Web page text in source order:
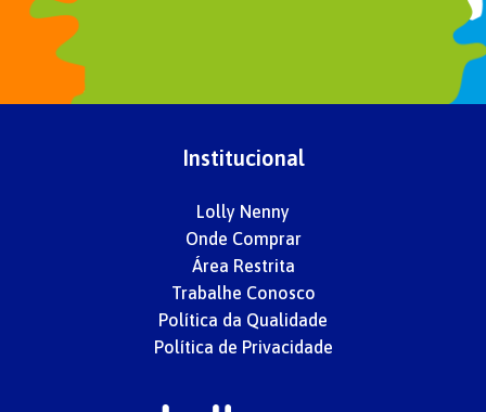
Institucional
Lolly Nenny
Onde Comprar
Área Restrita
Trabalhe Conosco
Política da Qualidade
Política de Privacidade